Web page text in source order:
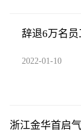
辞退6万名
2022-01-10
浙江金华首启